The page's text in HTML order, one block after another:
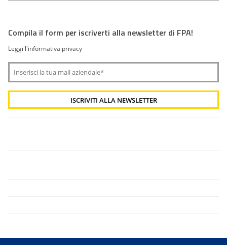
Compila il form per iscriverti alla newsletter di FPA!
Leggi l'informativa privacy